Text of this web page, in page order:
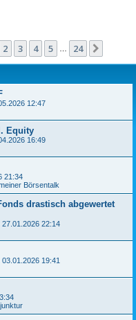
1von 24
2 3 4 5 24
12:47
Equity
16:49
21:34
Börsentalk
drastisch abgewertet
27.01.2026 22:14
03.01.2026 19:41